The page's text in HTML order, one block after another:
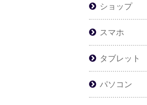
ショップ
スマホ
タブレット
パソコン